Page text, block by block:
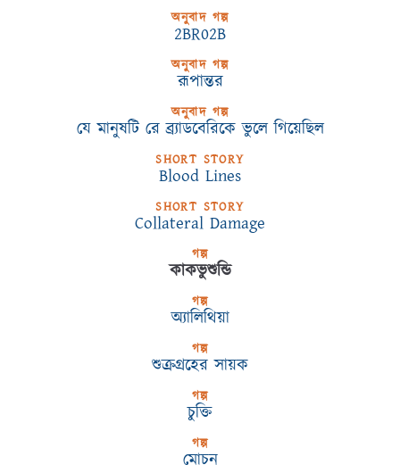
অনুবাদ গল্প
2BR02B
অনুবাদ গল্প
রূপান্তর
অনুবাদ গল্প
যে মানুষটি রে ব্র্যাডবেরিকে ভুলে গিয়েছিল
SHORT STORY
Blood Lines
SHORT STORY
Collateral Damage
গল্প
কাকভুশুন্ডি
গল্প
অ্যালিথিয়া
গল্প
শুক্রগ্রহের সায়ক
গল্প
চুক্তি
গল্প
মোচন